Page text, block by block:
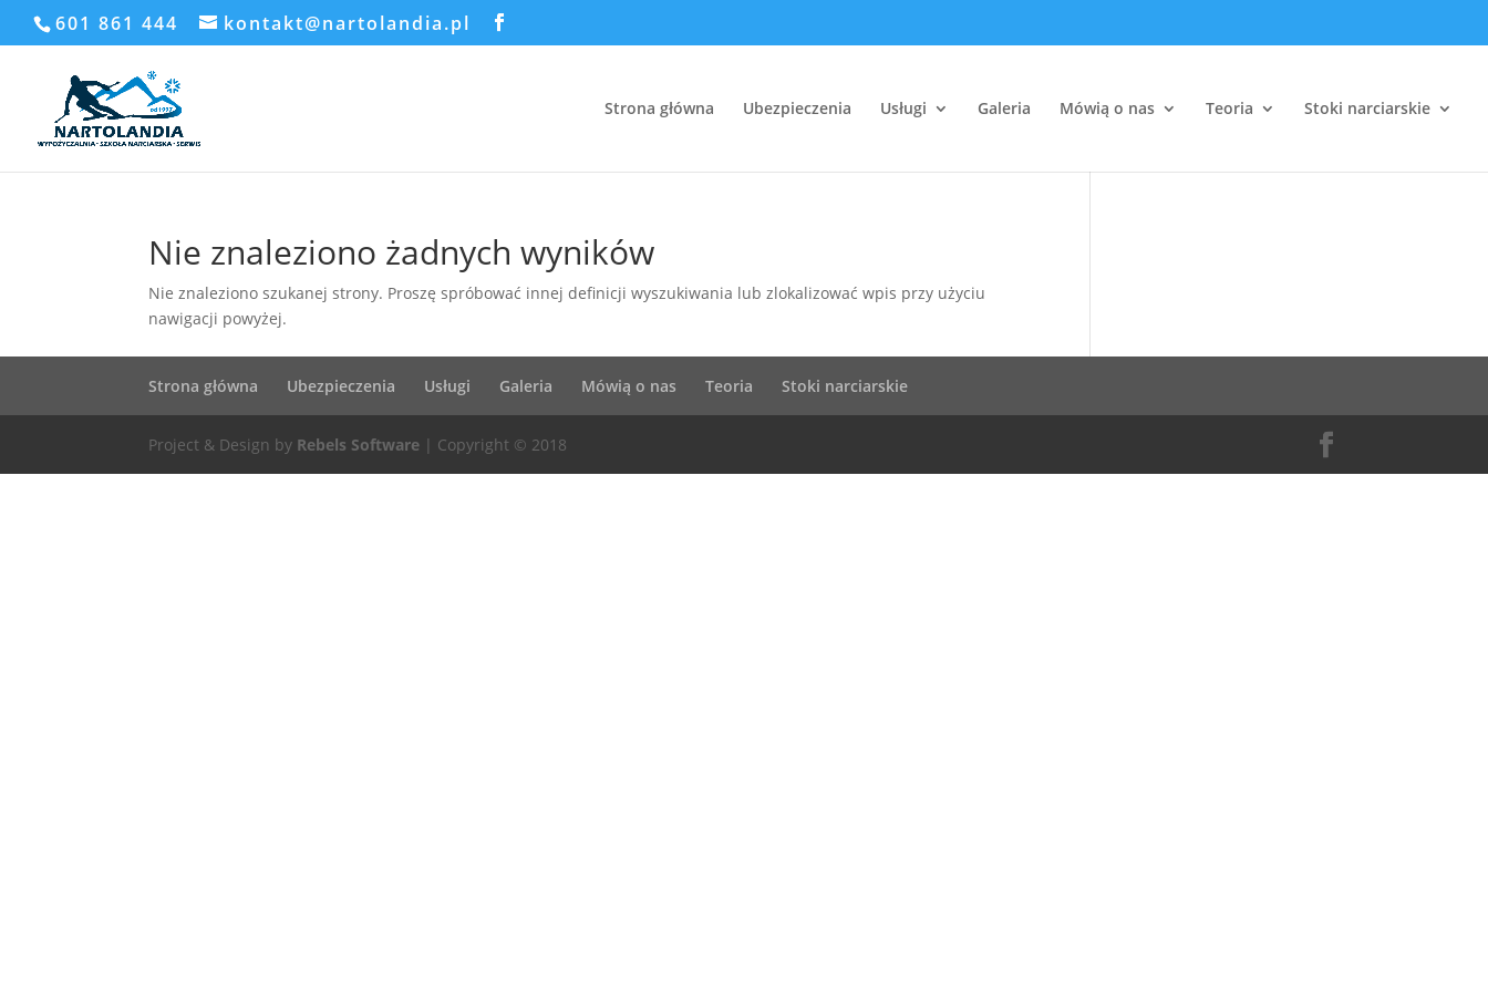
601 861 444 kontakt@nartolandia.pl
Strona główna Ubezpieczenia Usługi Galeria Mówią o nas Teoria Stoki narciarskie
Nie znaleziono żadnych wyników
Nie znaleziono szukanej strony. Proszę spróbować innej definicji wyszukiwania lub zlokalizować wpis przy użyciu
nawigacji powyżej.
Strona główna Ubezpieczenia Usługi Galeria Mówią o nas Teoria Stoki narciarskie
Project & Design by Rebels Software | Copyright © 2018